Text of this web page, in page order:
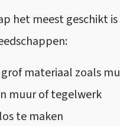
het meest geschikt
materiaal zoals
muur of tegelwerk
te maken